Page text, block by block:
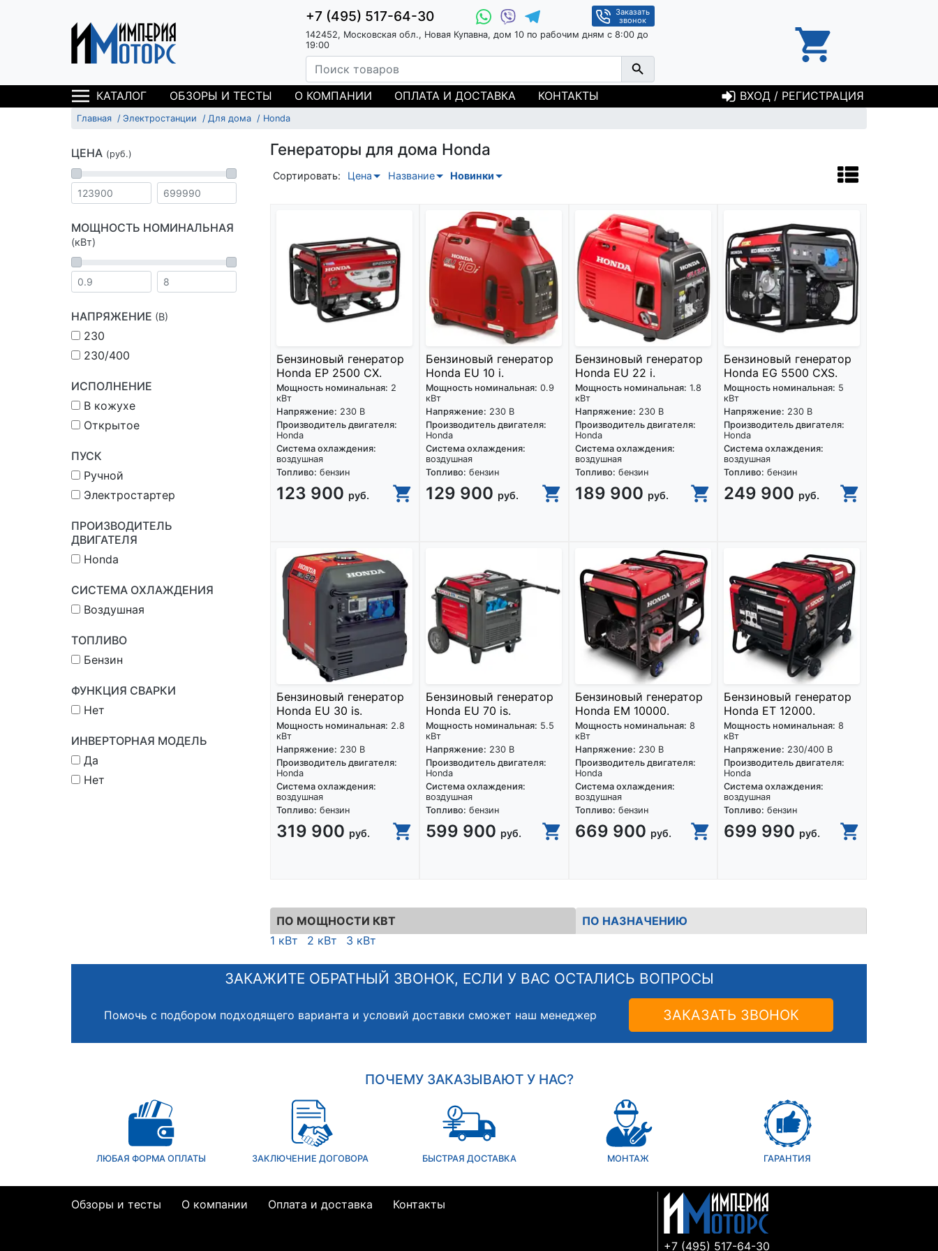
+7 (495) 517-64-30
Заказать
звонок
142452, Московская обл., Новая Купавна, дом 10 по рабочим дням с 8:00 до
19:00
КАТАЛОГ ОБЗОРЫ И ТЕСТЫ О КОМПАНИИ ОПЛАТА И ДОСТАВКА КОНТАКТЫ ВХОД / РЕГИСТРАЦИЯ
Главная Электростанции Для дома Honda
Генераторы для дома Honda
Сортировать: Цена Название Новинки
Бензиновый генератор
Honda EP 2500 CX.
Мощность номинальная: 2
кВт
Напряжение: 230 В
Производитель двигателя:
Honda
Система охлаждения:
воздушная
Топливо: бензин
123 900 руб.
Бензиновый генератор
Honda EU 10 i.
Мощность номинальная: 0.9
кВт
Напряжение: 230 В
Производитель двигателя:
Honda
Система охлаждения:
воздушная
Топливо: бензин
129 900 руб.
Бензиновый генератор
Honda EU 22 i.
Мощность номинальная: 1.8
кВт
Напряжение: 230 В
Производитель двигателя:
Honda
Система охлаждения:
воздушная
Топливо: бензин
189 900 руб.
Бензиновый генератор
Honda EG 5500 CXS.
Мощность номинальная: 5
кВт
Напряжение: 230 В
Производитель двигателя:
Honda
Система охлаждения:
воздушная
Топливо: бензин
249 900 руб.
Бензиновый генератор
Honda EU 30 is.
Мощность номинальная: 2.8
кВт
Напряжение: 230 В
Производитель двигателя:
Honda
Система охлаждения:
воздушная
Топливо: бензин
319 900 руб.
Бензиновый генератор
Honda EU 70 is.
Мощность номинальная: 5.5
кВт
Напряжение: 230 В
Производитель двигателя:
Honda
Система охлаждения:
воздушная
Топливо: бензин
599 900 руб.
Бензиновый генератор
Honda EM 10000.
Мощность номинальная: 8
кВт
Напряжение: 230 В
Производитель двигателя:
Honda
Система охлаждения:
воздушная
Топливо: бензин
669 900 руб.
Бензиновый генератор
Honda ET 12000.
Мощность номинальная: 8
кВт
Напряжение: 230/400 В
Производитель двигателя:
Honda
Система охлаждения:
воздушная
Топливо: бензин
699 990 руб.
ПО МОЩНОСТИ КВТ
ПО НАЗНАЧЕНИЮ
1 кВт
2 кВт 3 кВт
ЦЕНА (руб.)
МОЩНОСТЬ НОМИНАЛЬНАЯ
(кВт)
НАПРЯЖЕНИЕ (В)
230
230/400
ИСПОЛНЕНИЕ
В кожухе
Открытое
ПУСК
Ручной
Электростартер
ПРОИЗВОДИТЕЛЬ
ДВИГАТЕЛЯ
Honda
СИСТЕМА ОХЛАЖДЕНИЯ
Воздушная
ТОПЛИВО
Бензин
ФУНКЦИЯ СВАРКИ
Нет
ИНВЕРТОРНАЯ МОДЕЛЬ
Да
Нет
ЗАКАЖИТЕ ОБРАТНЫЙ ЗВОНОК, ЕСЛИ У ВАС ОСТАЛИСЬ ВОПРОСЫ
Помочь с подбором подходящего варианта и условий доставки сможет наш менеджер ЗАКАЗАТЬ ЗВОНОК
ПОЧЕМУ ЗАКАЗЫВАЮТ У НАС?
ЛЮБАЯ ФОРМА ОПЛАТЫ ЗАКЛЮЧЕНИЕ ДОГОВОРА БЫСТРАЯ ДОСТАВКА МОНТАЖ ГАРАНТИЯ
+7 (495) 517-64-30
Обзоры и тесты О компании Оплата и доставка Контакты